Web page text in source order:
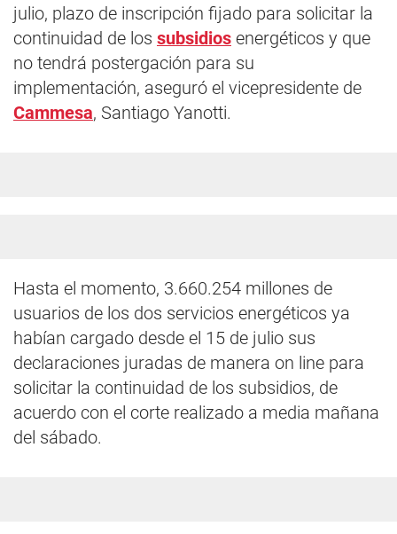
julio, plazo de inscripción fijado para solicitar la
continuidad de los subsidios energéticos y que
no tendrá postergación para su
implementación, aseguró el vicepresidente de
Cammesa, Santiago Yanotti.
Hasta el momento, 3.660.254 millones de
usuarios de los dos servicios energéticos ya
habían cargado desde el 15 de julio sus
declaraciones juradas de manera on line para
solicitar la continuidad de los subsidios, de
acuerdo con el corte realizado a media mañana
del sábado.